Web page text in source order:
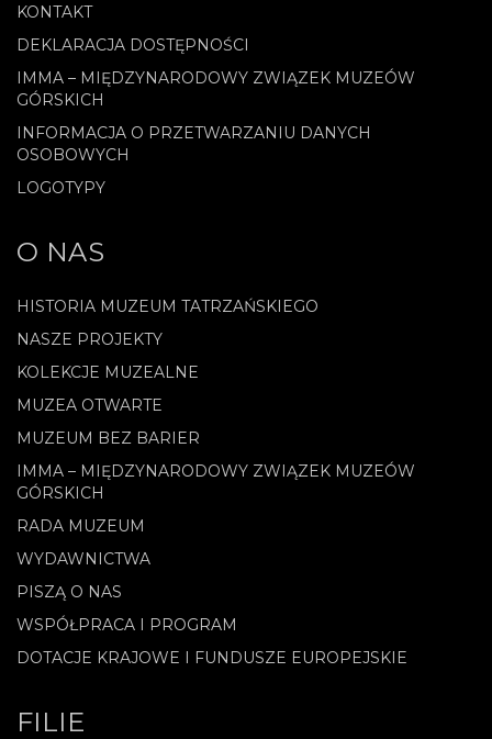
KONTAKT
DEKLARACJA DOSTĘPNOŚCI
IMMA – MIĘDZYNARODOWY ZWIĄZEK MUZEÓW
GÓRSKICH
INFORMACJA O PRZETWARZANIU DANYCH
OSOBOWYCH
LOGOTYPY
O NAS
HISTORIA MUZEUM TATRZAŃSKIEGO
NASZE PROJEKTY
KOLEKCJE MUZEALNE
MUZEA OTWARTE
MUZEUM BEZ BARIER
IMMA – MIĘDZYNARODOWY ZWIĄZEK MUZEÓW
GÓRSKICH
RADA MUZEUM
WYDAWNICTWA
PISZĄ O NAS
WSPÓŁPRACA I PROGRAM
DOTACJE KRAJOWE I FUNDUSZE EUROPEJSKIE
FILIE